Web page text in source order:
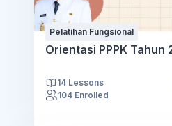
Pelatihan Fungsional
Orientasi PPPK Tahun
14 Lessons
104 Enrolled